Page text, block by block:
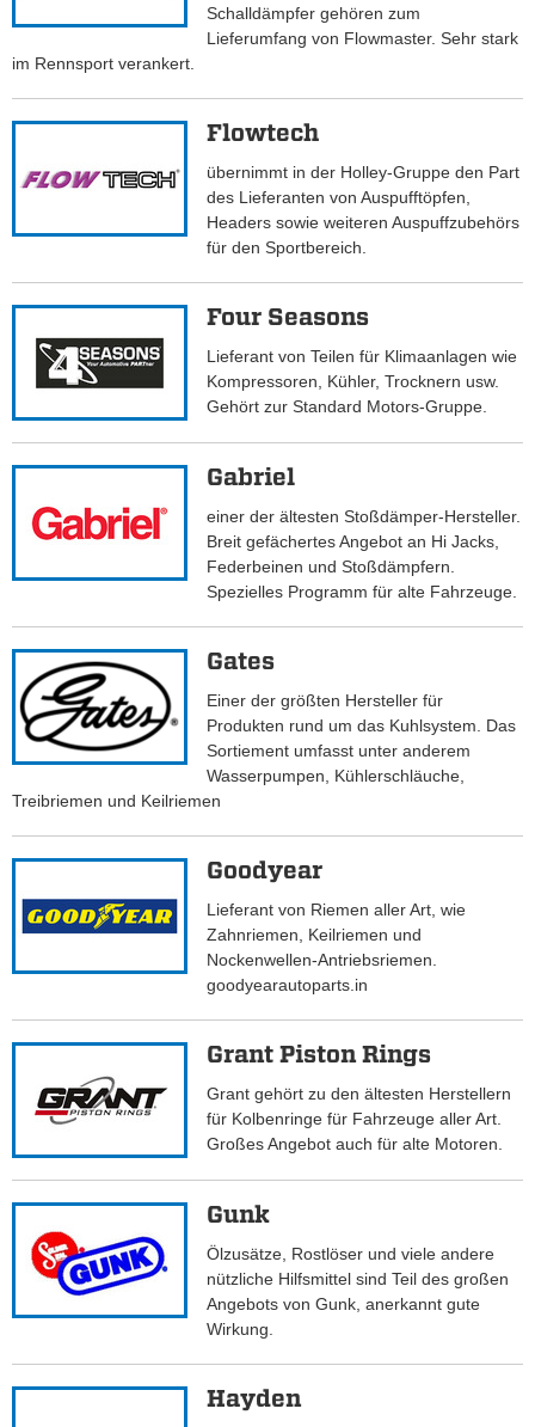
Schalldämpfer gehören zum
Lieferumfang von Flowmaster. Sehr stark
im Rennsport verankert.
Flowtech
übernimmt in der Holley-Gruppe den Part
des Lieferanten von Auspufftöpfen,
Headers sowie weiteren Auspuffzubehörs
für den Sportbereich.
Four Seasons
Lieferant von Teilen für Klimaanlagen wie
Kompressoren, Kühler, Trocknern usw.
Gehört zur Standard Motors-Gruppe.
Gabriel
einer der ältesten Stoßdämper-Hersteller.
Breit gefächertes Angebot an Hi Jacks,
Federbeinen und Stoßdämpfern.
Spezielles Programm für alte Fahrzeuge.
Gates
Einer der größten Hersteller für
Produkten rund um das Kuhlsystem. Das
Sortiement umfasst unter anderem
Wasserpumpen, Kühlerschläuche,
Treibriemen und Keilriemen
Goodyear
Lieferant von Riemen aller Art, wie
Zahnriemen, Keilriemen und
Nockenwellen-Antriebsriemen.
goodyearautoparts.in
Grant Piston Rings
Grant gehört zu den ältesten Herstellern
für Kolbenringe für Fahrzeuge aller Art.
Großes Angebot auch für alte Motoren.
Gunk
Ölzusätze, Rostlöser und viele andere
nützliche Hilfsmittel sind Teil des großen
Angebots von Gunk, anerkannt gute
Wirkung.
Hayden